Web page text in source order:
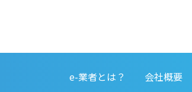
e-業者とは？ 会社概要